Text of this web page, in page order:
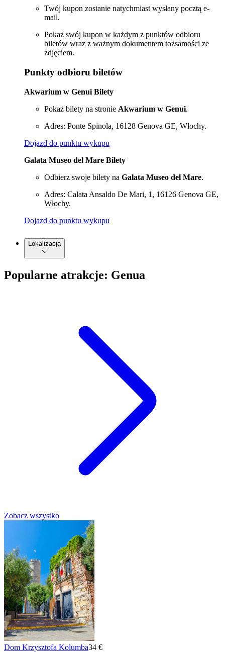
Twój kupon zostanie natychmiast wysłany pocztą e-
mail.
Pokaż swój kupon w każdym z punktów odbioru
biletów wraz z ważnym dokumentem tożsamości ze
zdjęciem.
Punkty odbioru biletów
Akwarium w Genui Bilety
Pokaż bilety na stronie Akwarium w Genui.
Adres: Ponte Spinola, 16128 Genova GE, Włochy.
Dojazd do punktu wykupu
Galata Museo del Mare Bilety
Odbierz swoje bilety na Galata Museo del Mare.
Adres: Calata Ansaldo De Mari, 1, 16126 Genova GE,
Włochy.
Dojazd do punktu wykupu
Lokalizacja
Popularne atrakcje: Genua
Zobacz wszystko
Dom Krzysztofa Kolumba34 €